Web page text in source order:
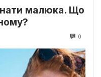
малюка. Що
0